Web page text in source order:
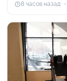
8 часов назад